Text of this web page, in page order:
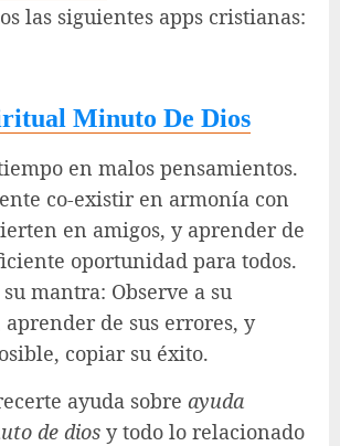
las siguientes apps cristianas:
Minuto De Dios
en malos pensamientos.
co-existir en armonía con
en amigos, y aprender de
oportunidad para todos.
mantra: Observe a su
de sus errores, y
copiar su éxito.
ayuda sobre ayuda
de dios y todo lo relacionado